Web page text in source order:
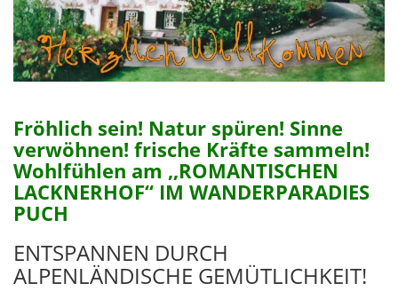
Fröhlich sein! Natur spüren! Sinne
verwöhnen! frische Kräfte sammeln!
Wohlfühlen am ,,ROMANTISCHEN
LACKNERHOF“ IM WANDERPARADIES
PUCH
ENTSPANNEN DURCH
ALPENLÄNDISCHE GEMÜTLICHKEIT!